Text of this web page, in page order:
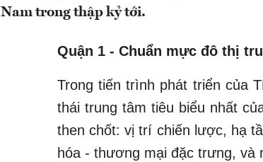
Nam trong thập kỷ tới.
Quận 1 - Chuẩn mực đô thị
Trong tiến trình phát triển của
thái trung tâm tiêu biểu nhất
then chốt: vị trí chiến lược, hạ
hóa - thương mại đặc trưng, và